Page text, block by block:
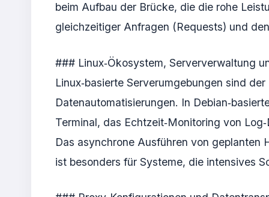
beim Aufbau der Brücke, die die rohe
gleichzeitiger Anfragen (Requests) und
### Linux‑Ökosystem, Serververwaltung
Linux‑basierte Serverumgebungen sind
Datenautomatisierungen. In
Terminal, das Echtzeit‑Monitoring von
Das asynchrone Ausführen von geplanten
ist besonders für Systeme, die intensives